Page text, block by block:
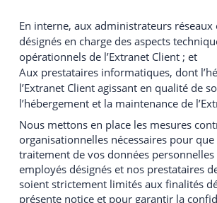
En interne, aux administrateurs réseaux
désignés en charge des aspects
opérationnels de l’Extranet Client ; et
Aux prestataires informatiques, dont
l’Extranet Client agissant en qualité de
l’hébergement et la maintenance de
Nous mettons en place les mesures
organisationnelles nécessaires pour que
traitement de vos données
employés désignés et nos prestataires
soient strictement limités aux finalités
présente notice et pour garantir la